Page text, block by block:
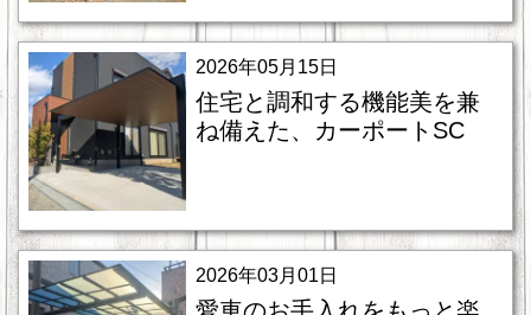
2026年05月15日
住宅と調和する機能美を兼
ね備えた、カーポートSC
2026年03月01日